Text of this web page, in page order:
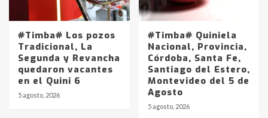
#Timba# Los pozos
Tradicional, La
Segunda y Revancha
quedaron vacantes
en el Quini 6
5 agosto, 2026
#Timba# Quiniela
Nacional, Provincia,
Córdoba, Santa Fe,
Santiago del Estero,
Montevideo del 5 de
Agosto
5 agosto, 2026
Identidad de los adolescentes
pampeanos que fueron